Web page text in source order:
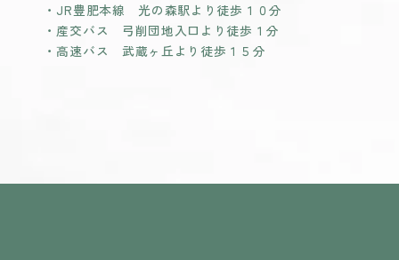
・JR豊肥本線 光の森駅より徒歩１０分
・産交バス 弓削団地入口より徒歩１分
・高速バス 武蔵ヶ丘より徒歩１５分